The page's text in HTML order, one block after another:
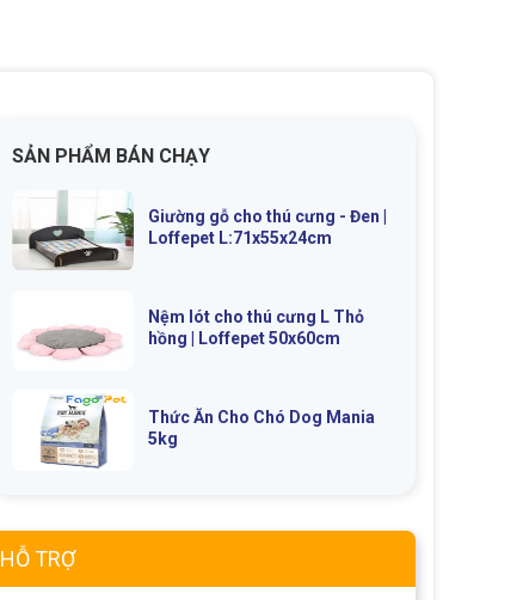
SẢN PHẨM BÁN CHẠY
Giường gỗ cho thú cưng - Đen |
Loffepet L:71x55x24cm
Nệm lót cho thú cưng L Thỏ
hồng | Loffepet 50x60cm
Thức Ăn Cho Chó Dog Mania
5kg
HỖ TRỢ